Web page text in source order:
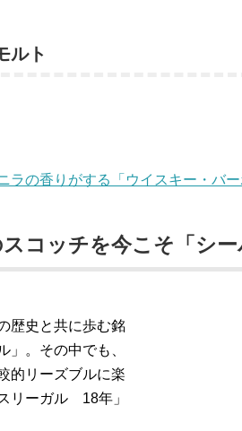
ルト
ラの香りがする「ウイスキー・バ
コッチを今こそ「シ
歴史と共に歩む銘
」。その中でも、
的リーズブルに楽
リーガル 18年」